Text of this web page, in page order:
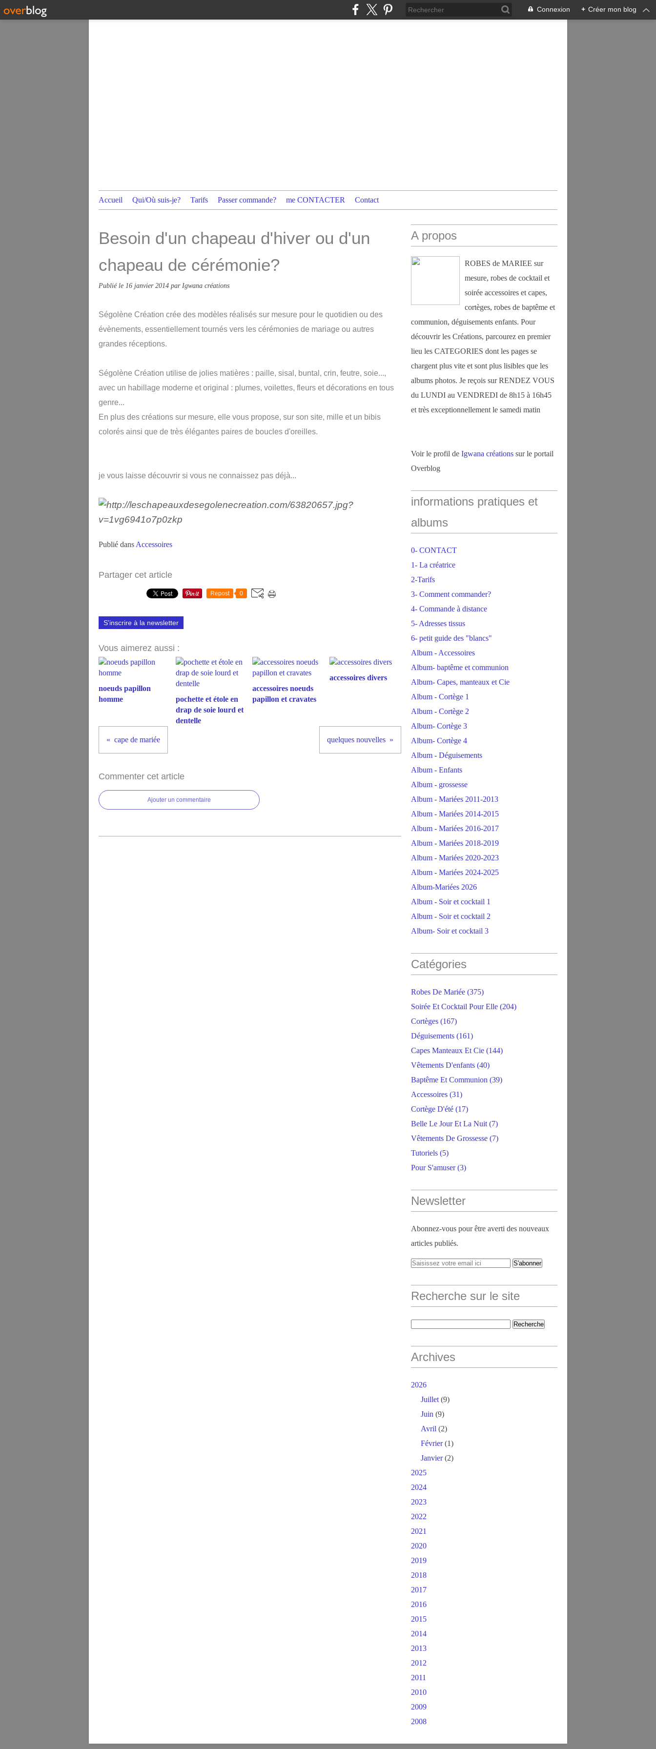
Connexion + Créer mon blog
Accueil Qui/Où suis-je? Tarifs Passer commande? me CONTACTER Contact
Besoin d'un chapeau d'hiver ou d'un
chapeau de cérémonie?
Publié le 16 janvier 2014 par Igwana créations
Ségolène Création crée des modèles réalisés sur mesure pour le quotidien ou des
évènements, essentiellement tournés vers les cérémonies de mariage ou autres
grandes réceptions.
Ségolène Création utilise de jolies matières : paille, sisal, buntal, crin, feutre, soie...,
avec un habillage moderne et original : plumes, voilettes, fleurs et décorations en tous
genre...
En plus des créations sur mesure, elle vous propose, sur son site, mille et un bibis
colorés ainsi que de très élégantes paires de boucles d'oreilles.
je vous laisse découvrir si vous ne connaissez pas déjà...
Publié dans Accessoires
Partager cet article
Repost 0
S'inscrire à la newsletter
Vous aimerez aussi :
noeuds papillon
homme
pochette et étole en
drap de soie lourd et
dentelle
accessoires noeuds
papillon et cravates
accessoires divers
cape de mariée quelques nouvelles
Commenter cet article
Ajouter un commentaire
A propos
ROBES de MARIEE sur
mesure, robes de cocktail et
soirée accessoires et capes,
cortèges, robes de baptême et
communion, déguisements enfants. Pour
découvrir les Créations, parcourez en premier
lieu les CATEGORIES dont les pages se
chargent plus vite et sont plus lisibles que les
albums photos. Je reçois sur RENDEZ VOUS
du LUNDI au VENDREDI de 8h15 à 16h45
et très exceptionnellement le samedi matin
Voir le profil de Igwana créations sur le portail
Overblog
informations pratiques et
albums
0- CONTACT
1- La créatrice
2-Tarifs
3- Comment commander?
4- Commande à distance
5- Adresses tissus
6- petit guide des "blancs"
Album - Accessoires
Album- baptême et communion
Album- Capes, manteaux et Cie
Album - Cortège 1
Album - Cortège 2
Album- Cortège 3
Album- Cortège 4
Album - Déguisements
Album - Enfants
Album - grossesse
Album - Mariées 2011-2013
Album - Mariées 2014-2015
Album - Mariées 2016-2017
Album - Mariées 2018-2019
Album - Mariées 2020-2023
Album - Mariées 2024-2025
Album-Mariées 2026
Album - Soir et cocktail 1
Album - Soir et cocktail 2
Album- Soir et cocktail 3
Catégories
Robes De Mariée (375)
Soirée Et Cocktail Pour Elle (204)
Cortèges (167)
Déguisements (161)
Capes Manteaux Et Cie (144)
Vêtements D'enfants (40)
Baptême Et Communion (39)
Accessoires (31)
Cortège D'été (17)
Belle Le Jour Et La Nuit (7)
Vêtements De Grossesse (7)
Tutoriels (5)
Pour S'amuser(3)
Newsletter
Abonnez-vous pour être averti des nouveaux
articles publiés.
Recherche sur le site
Archives
2026
Juillet (9)
Juin (9)
Avril (2)
Février(1)
Janvier(2)
2025
2024
2023
2022
2021
2020
2019
2018
2017
2016
2015
2014
2013
2012
2011
2010
2009
2008